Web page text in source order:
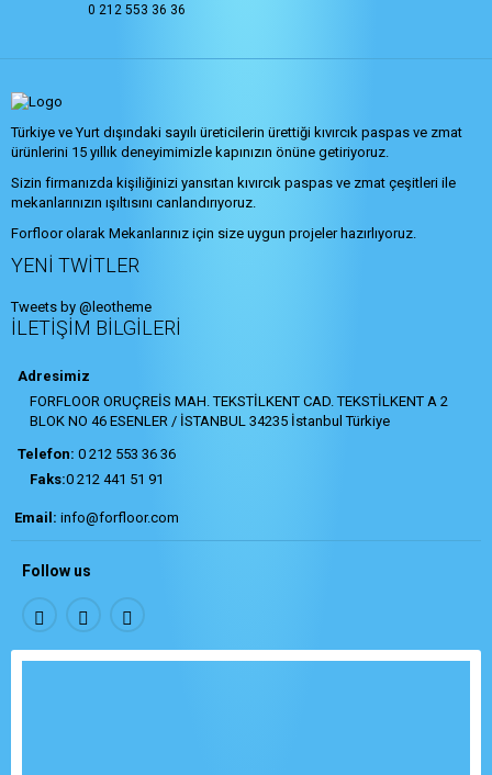
0 212 553 36 36
Türkiye ve Yurt dışındaki sayılı üreticilerin ürettiği kıvırcık paspas ve zmat
ürünlerini 15 yıllık deneyimimizle kapınızın önüne getiriyoruz.
Sizin firmanızda kişiliğinizi yansıtan kıvırcık paspas ve zmat çeşitleri ile
mekanlarınızın ışıltısını canlandırıyoruz.
Forfloor olarak Mekanlarınız için size uygun projeler hazırlıyoruz.
YENI TWITLER
Tweets by @leotheme
İLETIŞIM BILGILERI
Adresimiz
FORFLOOR ORUÇREİS MAH. TEKSTİLKENT CAD. TEKSTİLKENT A 2
BLOK NO 46 ESENLER / İSTANBUL 34235 İstanbul Türkiye
Telefon: 0 212 553 36 36
Faks:0 212 441 51 91
Email: info@forfloor.com
Follow us